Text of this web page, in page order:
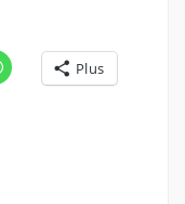
Plus